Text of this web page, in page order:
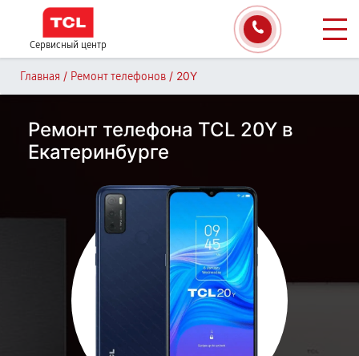
Сервисный центр
Главная / Ремонт телефонов / 20Y
Ремонт телефона TCL 20Y в
Екатеринбурге